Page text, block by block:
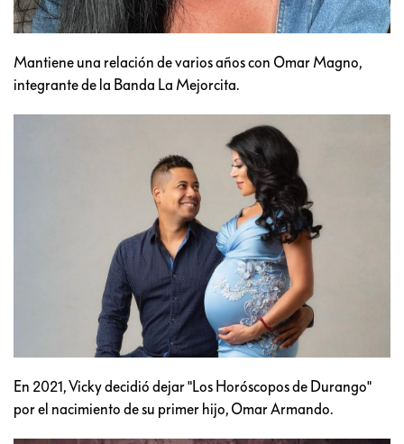
Mantiene una relación de varios años con Omar Magno,
integrante de la Banda La Mejorcita.
En 2021, Vicky decidió dejar "Los Horóscopos de Durango"
por el nacimiento de su primer hijo, Omar Armando.